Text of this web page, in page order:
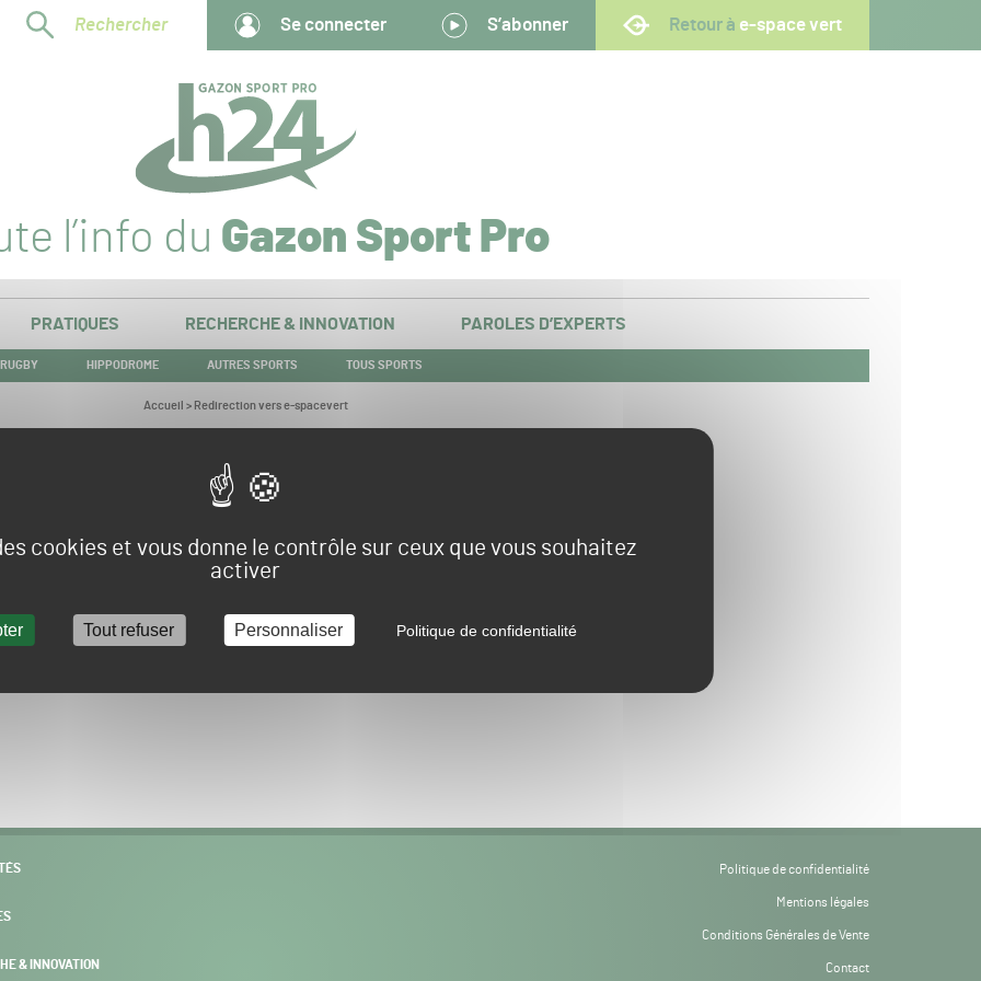
cookies et vous donne le contrôle sur ceux que vous souhaitez
activer
Tout refuser Personnaliser Politique de confidentialité
Rechercher Se connecter S’abonner Retour à e-space vert
l’info du Gazon Sport Pro
PRATIQUES RECHERCHE & INNOVATION PAROLES D’EXPERTS
RUGBY HIPPODROME AUTRES SPORTS TOUS SPORTS
Vous
Accueil > Redirection vers e-spacevert
Redirection vers e-spacevert
POURSUIVRE VERS E-SPACEVERT BY SALONVERT
& INNOVATION
Politique de confidentialité
Mentions légales
Conditions Générales de Vente
Contact